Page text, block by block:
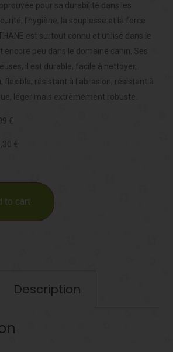
pour sa durabilité dans les
l’hygiène, la souplesse et la force
est surtout connu et utilisé dans le
encore peu dans le domaine canin. Ses
il est durable, facile à nettoyer,
flexible, résistant à l’abrasion, résistant à
léger mais extrêmement robuste.
€
€
to cart
Description